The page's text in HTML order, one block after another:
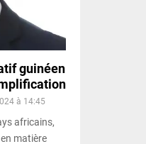
guinéen
à 14:45
africains,
matière